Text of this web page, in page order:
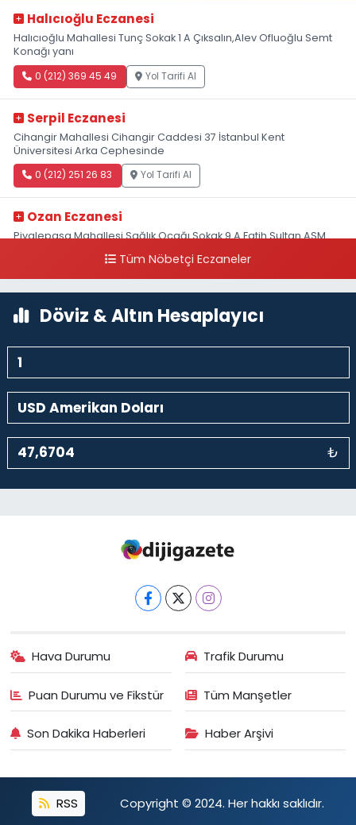
Halıcıoğlu Eczanesi
Halıcıoğlu Mahallesi Tunç Sokak 1 A Çıksalın,Alev Ofluoğlu Semt
Konağı yanı
0 (212) 369 45 49 Yol Tarifi Al
Serpil Eczanesi
Cihangir Mahallesi Cihangir Caddesi 37 İstanbul Kent
Üniversitesi Arka Cephesinde
0 (212) 251 26 83 Yol Tarifi Al
Ozan Eczanesi
Piyalepaşa Mahallesi Sağlık Ocağı Sokak 9 A Fatih Sultan ASM
Tüm Nöbetçi Eczaneler
Döviz & Altın Hesaplayıcı
₺
Hava Durumu Trafik Durumu
Puan Durumu ve Fikstür Tüm Manşetler
Son Dakika Haberleri Haber Arşivi
RSS Copyright © 2024. Her hakkı saklıdır.